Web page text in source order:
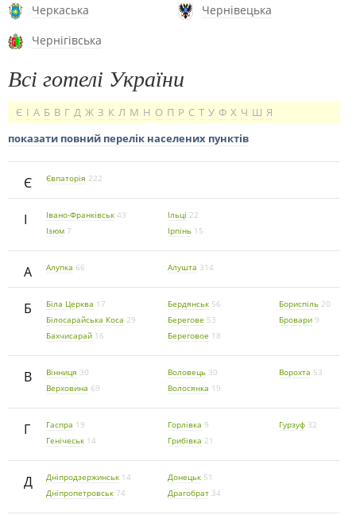
Черкаська
Чернівецька
Чернігівська
Всі готелі України
Є І А Б В Г Д Ж З К Л М Н О П Р С Т У Ф Х Ч Ш Я
показати повний перелік населених пунктів
Є Євпаторія 222
І Івано-Франківськ 43
Ізюм 7
Ільці 22
Ірпінь 15
А Алупка 66 Алушта 314
Б Біла Церква 17
Білосарайська Коса 29
Бахчисарай 16
Бердянськ 56
Берегове 53
Береговое 18
Бориспіль 20
Бровари 9
В Вінниця 30
Верховина 69
Воловець 30
Волосянка 19
Ворохта 53
Г Гаспра 19
Генічеськ 14
Горлівка 9
Грибівка 21
Гурзуф 32
Д Дніпродзержинськ 14
Дніпропетровськ 74
Донецьк 51
Драгобрат 34